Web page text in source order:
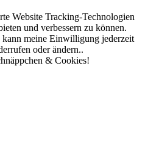
Website Tracking-Technologien
und verbessern zu können.
meine Einwilligung jederzeit
oder ändern..
& Cookies!